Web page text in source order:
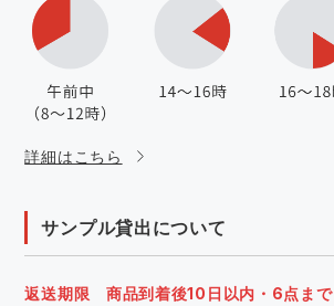
詳細はこちら
サンプル貸出について
返送期限 商品到着後10日以内・6点まで